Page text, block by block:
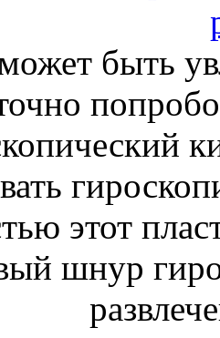
быть
этот
шнур